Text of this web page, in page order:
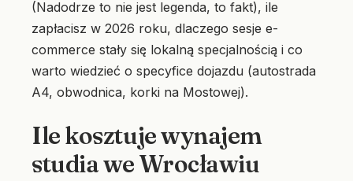
(Nadodrze to nie jest legenda, to fakt), ile
zapłacisz w 2026 roku, dlaczego sesje e-
commerce stały się lokalną specjalnością i co
warto wiedzieć o specyfice dojazdu (autostrada
A4, obwodnica, korki na Mostowej).
Ile kosztuje wynajem
studia we Wrocławiu